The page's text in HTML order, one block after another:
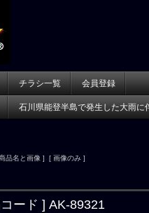
チラシ一覧 会員登録
石川県能登半島で発生した大雨に
品名と画像 ] [ 画像のみ ]
ード ] AK-89321